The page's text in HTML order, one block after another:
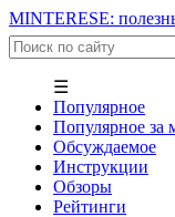
MINTERESE:
☰
Популярное
Популярное за
Обсуждаемое
Инструкции
Обзоры
Рейтинги